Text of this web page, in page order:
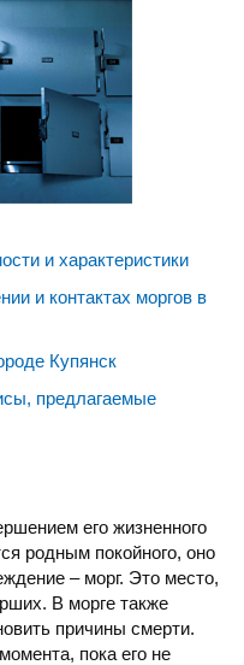
и характеристики
и контактах моргов в
Купянск
предлагаемые
его жизненного
родным покойного, оно
– морг. Это место,
В морге также
причины смерти.
пока его не